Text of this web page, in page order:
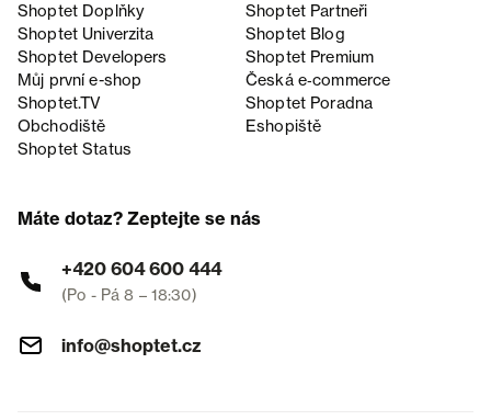
Shoptet Doplňky
Shoptet Partneři
Shoptet Univerzita
Shoptet Blog
Shoptet Developers
Shoptet Premium
Můj první e-shop
Česká e‑commerce
Shoptet.TV
Shoptet Poradna
Obchodiště
Eshopiště
Shoptet Status
Máte dotaz? Zeptejte se nás
+420 604 600 444
(Po - Pá 8 – 18:30)
info@shoptet.cz